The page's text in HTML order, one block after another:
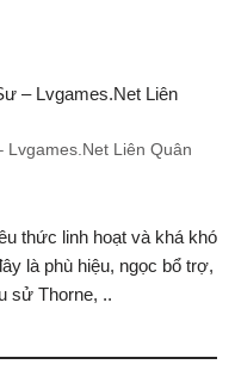
Lvgames.Net Liên Quân
thức linh hoạt và khá khó
là phù hiệu, ngọc bổ trợ,
sử Thorne, ..